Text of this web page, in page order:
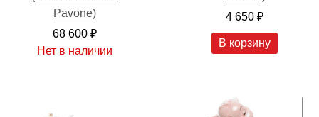
Pavone)
68 600 ₽
Нет в наличии
4 650 ₽
В корзину